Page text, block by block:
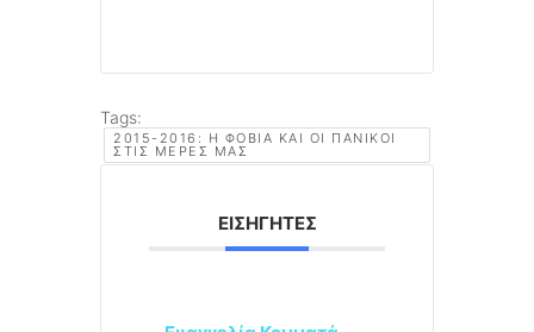
Tags:
2015-2016: Η ΦΟΒΊΑ ΚΑΙ ΟΙ ΠΑΝΙΚΟΊ
ΣΤΙΣ ΜΈΡΕΣ ΜΑΣ
ΕΙΣΗΓΗΤΈΣ